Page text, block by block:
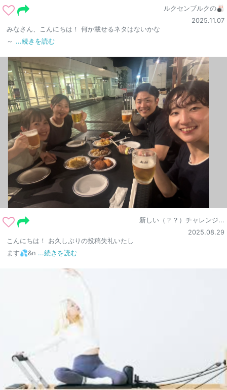
ルクセンブルクの🎳
2025.11.07
みなさん、こんにちは！ 何か載せるネタはないかな
～ ...続きを読む
新しい（？？）チャレンジ...
2025.08.29
こんにちは！ お久しぶりの投稿失礼いたし
ます💦&n ...続きを読む